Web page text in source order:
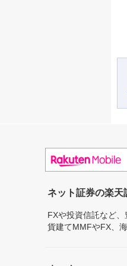
ネット証券の楽天
FXや投資信託など
貨建てMMFやFX、